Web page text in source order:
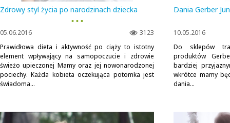
Zdrowy styl życia po narodzinach dziecka
▪ ▪ ▪
3123
05.06.2016
Prawidłowa dieta i aktywność po ciąży to istotny
element wpływający na samopoczucie i zdrowie
świeżo upieczonej Mamy oraz jej nowonarodzonej
pociechy. Każda kobieta oczekująca potomka jest
świadoma...
Dania Gerber
10.05.2016
Do sklepów
produktów
bardziej
wkrótce mamy
dania...